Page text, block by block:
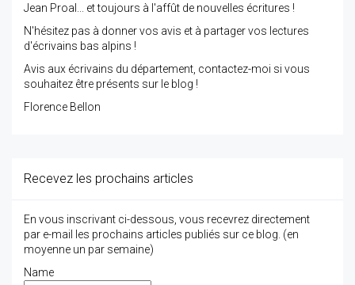
Jean Proal... et toujours à l'affût de nouvelles écritures !
N'hésitez pas à donner vos avis et à partager vos lectures
d'écrivains bas alpins !
Avis aux écrivains du département, contactez-moi si vous
souhaitez être présents sur le blog !
Florence Bellon
Recevez les prochains articles
En vous inscrivant ci-dessous, vous recevrez directement
par e-mail les prochains articles publiés sur ce blog. (en
moyenne un par semaine)
Name